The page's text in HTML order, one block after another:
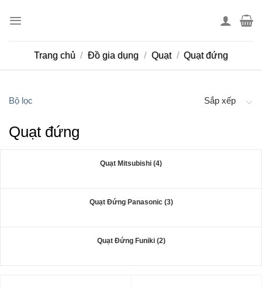
Trang chủ / Đồ gia dụng / Quạt / Quạt đứng
Bộ lọc Sắp xếp
Quạt đứng
Quạt Mitsubishi (4)
Quạt Đứng Panasonic (3)
Quạt Đứng Funiki (2)